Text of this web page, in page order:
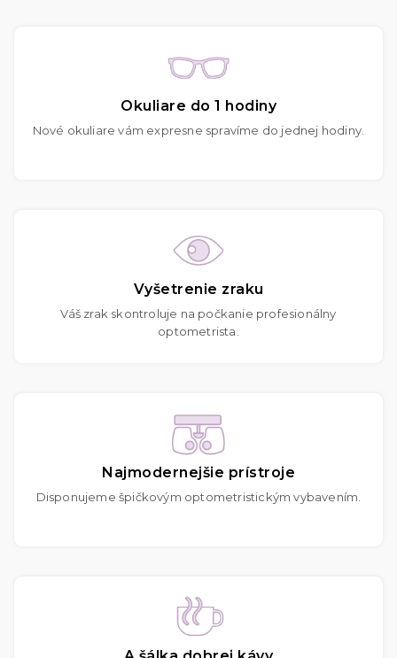
Okuliare do 1 hodiny
Nové okuliare vám expresne spravíme do jednej hodiny.
Vyšetrenie zraku
Váš zrak skontroluje na počkanie profesionálny
optometrista.
Najmodernejšie prístroje
Disponujeme špičkovým optometristickým vybavením.